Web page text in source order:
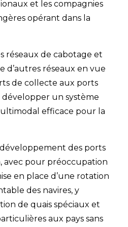
et les compagnies
opérant dans la
réseaux de cabotage et
d’autres réseaux en vue
de collecte aux ports
un système
efficace pour la
des ports
avec pour préoccupation
en place d’une rotation
des navires, y
de quais spéciaux et
aux pays sans